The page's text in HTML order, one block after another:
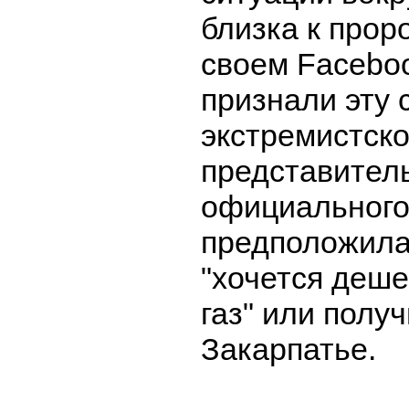
близка к
своем
признали эту
"хочется
газ" или
Закарпатье.